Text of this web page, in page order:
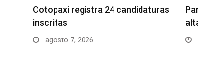
Cotopaxi registra 24 candidaturas
inscritas
agosto 7, 2026